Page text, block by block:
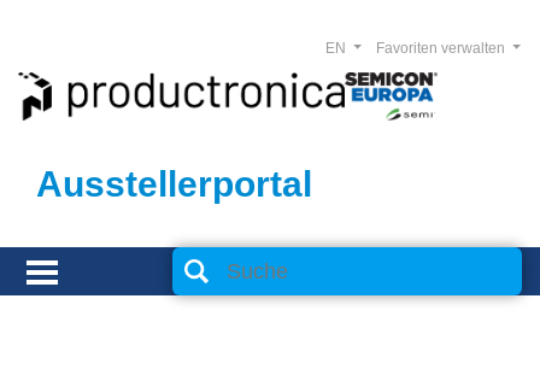
Ausstellerportal
Favoriten verwalten
EN